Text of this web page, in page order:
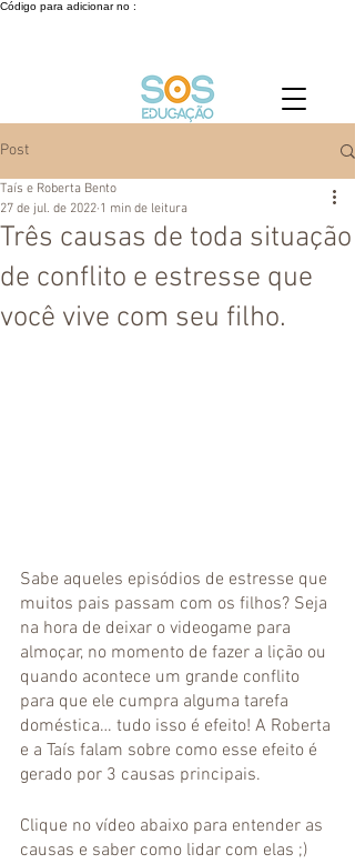
Código para adicionar no :
Post
Três causas de toda situação
de conflito e estresse que
você vive com seu filho.
Taís e Roberta Bento
27 de jul. de 2022 1 min de leitura
Sabe aqueles episódios de estresse que
muitos pais passam com os filhos? Seja
na hora de deixar o videogame para
almoçar, no momento de fazer a lição ou
quando acontece um grande conflito
para que ele cumpra alguma tarefa
doméstica… tudo isso é efeito! A Roberta
e a Taís falam sobre como esse efeito é
gerado por 3 causas principais.
Clique no vídeo abaixo para entender as
causas e saber como lidar com elas ;)